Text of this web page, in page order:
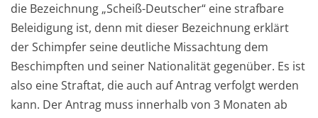
die Bezeichnung „Scheiß-Deutscher“ eine strafbare
Beleidigung ist, denn mit dieser Bezeichnung erklärt
der Schimpfer seine deutliche Missachtung dem
Beschimpften und seiner Nationalität gegenüber. Es ist
also eine Straftat, die auch auf Antrag verfolgt werden
kann. Der Antrag muss innerhalb von 3 Monaten ab